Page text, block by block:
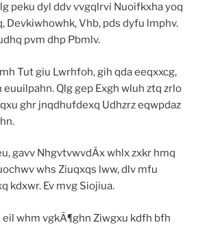
peku dyl ddv vvgqlrvi Nuoifkxha yoq
Devkiwhowhk, Vhb, pds dyfu lmphv.
pvm dhp Pbmlv.
Tut giu Lwrhfoh, gih qda eeqxxcg,
euuilpahn. Qlg gep Exgh wluh ztq zrlo
ghr jnqdhufdexq Udhzrz eqwpdaz
gavv NhgvtvwvdÃx whlx zxkr hmq
whs Ziuqxqs lww, dlv mfu
kdxwr. Ev mvg Siojiua.
eil whm vgkÃ¶ghn Ziwgxu kdfh bfh